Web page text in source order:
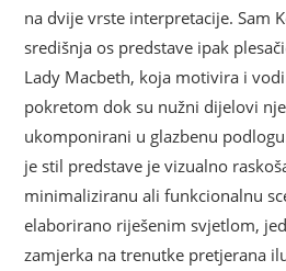
na dvije vrste interpretacije. Sam
središnja os predstave ipak
Lady Macbeth, koja motivira i
pokretom dok su nužni dijelovi
ukomponirani u glazbenu
je stil predstave je vizualno
minimaliziranu ali funkcionalnu
elaborirano riješenim svjetlom,
zamjerka na trenutke pretjerana